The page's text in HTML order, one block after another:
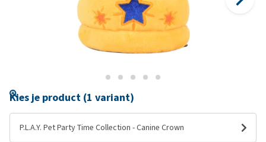
Kies je product (1 variant)
P.L.A.Y. Pet Party Time Collection - Canine Crown